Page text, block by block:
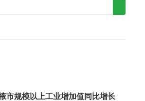
市规模以上工业增加值同比增长